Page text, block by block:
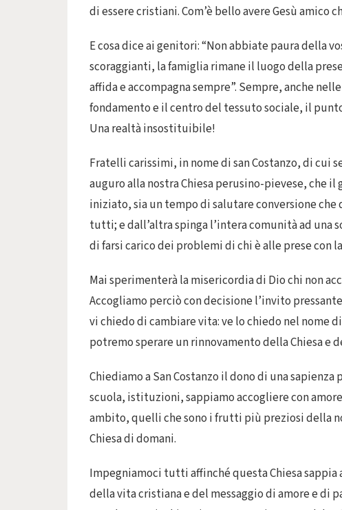
di essere cristiani. Com’è bello avere Gesù amico
E cosa dice ai genitori: “Non abbiate paura della
scoraggianti, la famiglia rimane il luogo della
affida e accompagna sempre”. Sempre, anche
fondamento e il centro del tessuto sociale, il
Una realtà insostituibile!
Fratelli carissimi, in nome di san Costanzo, di cui
auguro alla nostra Chiesa perusino-pievese, che
iniziato, sia un tempo di salutare conversione
tutti; e dall’altra spinga l’intera comunità ad una
di farsi carico dei problemi di chi è alle prese con
Mai sperimenterà la misericordia di Dio chi non
Accogliamo perciò con decisione l’invito
vi chiedo di cambiare vita: ve lo chiedo nel nome
potremo sperare un rinnovamento della Chiesa e
Chiediamo a San Costanzo il dono di una
scuola, istituzioni, sappiamo accogliere con
ambito, quelli che sono i frutti più preziosi della
Chiesa di domani.
Impegniamoci tutti affinché questa Chiesa
della vita cristiana e del messaggio di amore e di